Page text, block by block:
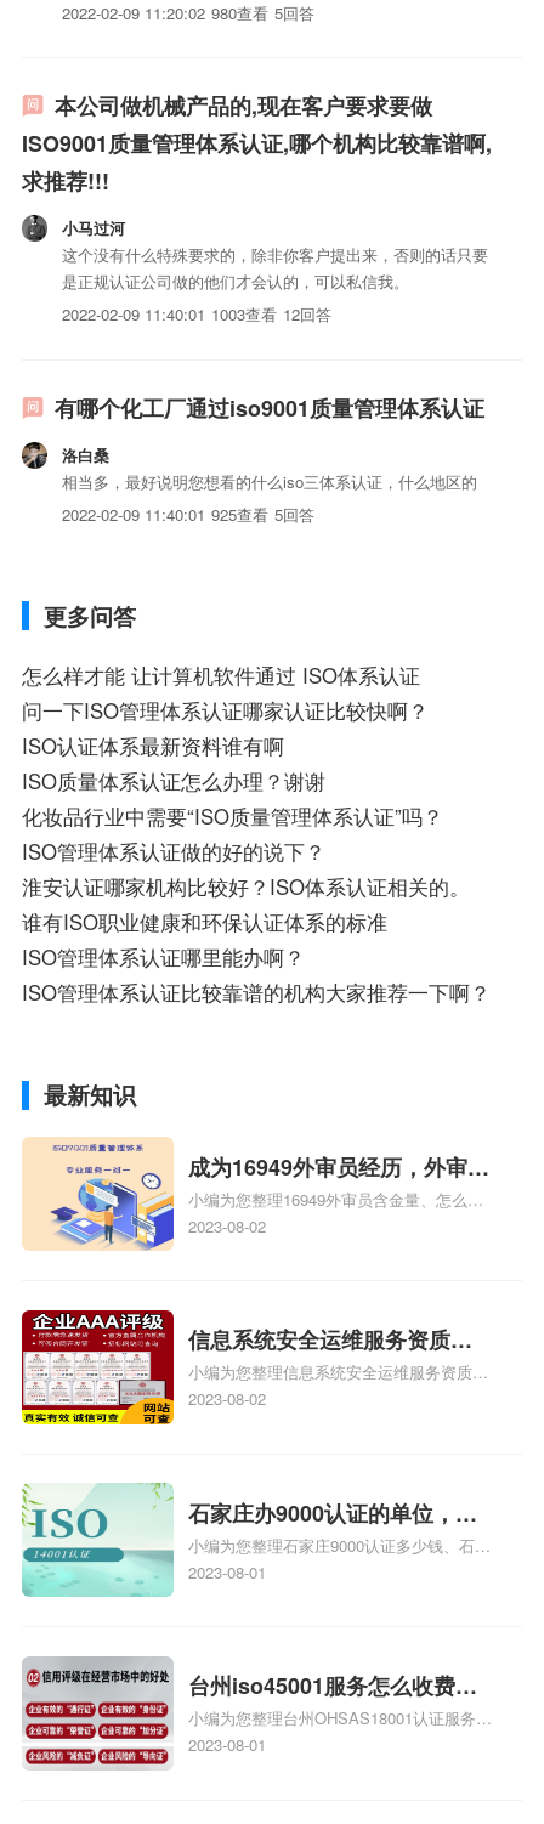
认.证批准号是CNCA-R-2016-226的还可以，他们公司比较注
2022-02-09 11:20:02 980查看 5回答
本公司做机械产品的,现在客户要求要做
ISO9001质量管理体系认证,哪个机构比较靠谱啊,
求推荐!!!
小马过河
这个没有什么特殊要求的，除非你客户提出来，否则的话只要
是正规认证公司做的他们才会认的，可以私信我。
2022-02-09 11:40:01 1003查看 12回答
有哪个化工厂通过iso9001质量管理体系认证
洛白桑
相当多，最好说明您想看的什么iso三体系认证，什么地区的
2022-02-09 11:40:01 925查看 5回答
更多问答
怎么样才能 让计算机软件通过 ISO体系认证
问一下ISO管理体系认证哪家认证比较快啊？
ISO认证体系最新资料谁有啊
ISO质量体系认证怎么办理？谢谢
化妆品行业中需要“ISO质量管理体系认证”吗？
ISO管理体系认证做的好的说下？
淮安认证哪家机构比较好？ISO体系认证相关的。
谁有ISO职业健康和环保认证体系的标准
ISO管理体系认证哪里能办啊？
ISO管理体系认证比较靠谱的机构大家推荐一下啊？
最新知识
成为16949外审员经历，外审员
16949
小编为您整理16949外审员含金量、怎么才
能成为注册的TS16949:2009的外审员、我
2023-08-02
信息系统安全运维服务资质二
级费用，信息系统安全运维服
务资质二级
小编为您整理信息系统安全运维服务资质认
证证书机构有哪些、安全运维服务资质的费
体系认证知识，详情可查看下方正文！
2023-08-02
石家庄办9000认证的单位，石
家庄9000认证的公司
小编为您整理石家庄9000认证多少钱、石家
庄9000认证价格多少钱、石家庄9000认证
2023-08-01
台州iso45001服务怎么收费，
台州iso45001认证服务怎么收
费
小编为您整理台州OHSAS18001认证服务中
心哪家收费便宜、台州ISO9000认证，哪个
2023-08-01